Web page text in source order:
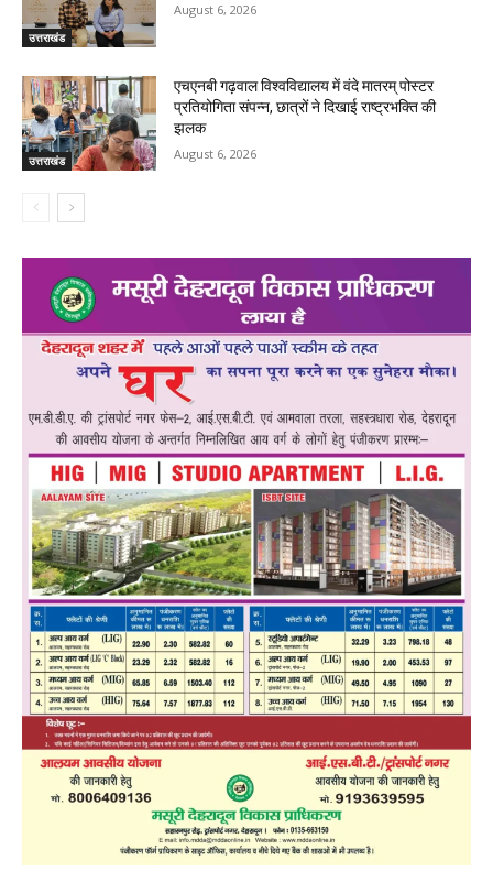
उत्तराखंड
August 6, 2026
उत्तराखंड
एचएनबी गढ़वाल विश्वविद्यालय में वंदे मातरम् पोस्टर
प्रतियोगिता संपन्न, छात्रों ने दिखाई राष्ट्रभक्ति की
झलक
August 6, 2026